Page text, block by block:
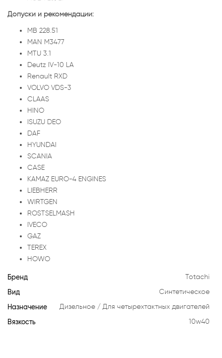
Допуски и рекомендации:
MB 228.51
MAN M3477
MTU 3.1
Deutz IV-10 LA
Renault RXD
VOLVO VDS-3
CLAAS
HINO
ISUZU DEO
DAF
HYUNDAI
SCANIA
CASE
KAMAZ EURO-4 ENGINES
LIEBHERR
WIRTGEN
ROSTSELMASH
IVECO
GAZ
TEREX
HOWO
Бренд Totachi
Вид Синтетическое
Назначение Дизельное Для четырехтактных двигателей
Вязкость 10w40